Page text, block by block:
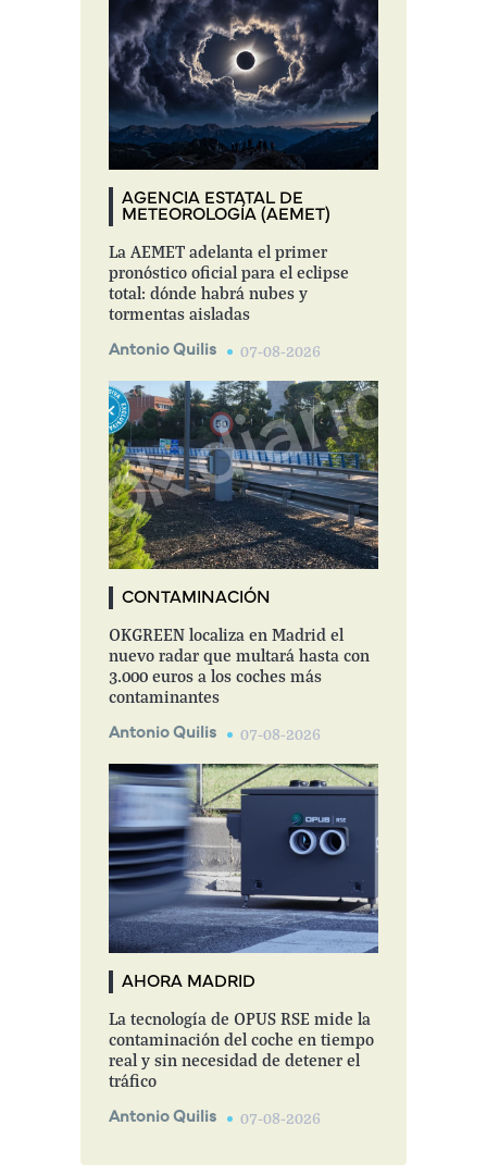
AGENCIA ESTATAL DE
METEOROLOGÍA (AEMET)
La AEMET adelanta el primer
pronóstico oficial para el eclipse
total: dónde habrá nubes y
tormentas aisladas
Antonio Quilis 07-08-2026
CONTAMINACIÓN
OKGREEN localiza en Madrid el
nuevo radar que multará hasta con
3.000 euros a los coches más
contaminantes
Antonio Quilis 07-08-2026
AHORA MADRID
La tecnología de OPUS RSE mide la
contaminación del coche en tiempo
real y sin necesidad de detener el
tráfico
Antonio Quilis 07-08-2026